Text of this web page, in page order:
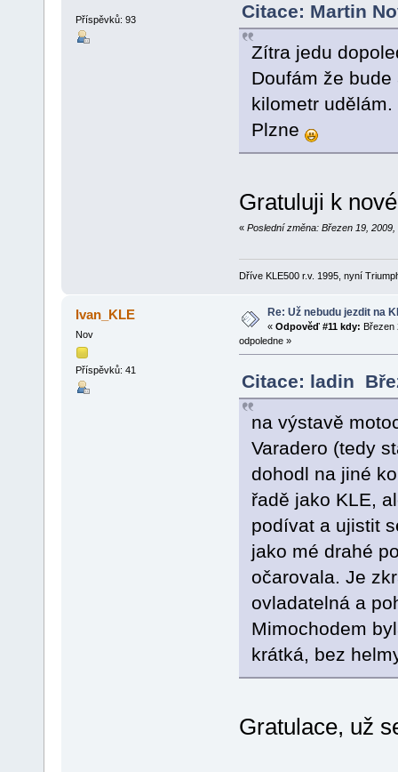
Příspěvků: 93
Citace: Martin
Zítra jedu
Doufám že
kilometr
Plzne
Gratuluji k
« Poslední změna: Březen 19,
Dříve KLE500 r.v. 1995, nyní
Ivan_KLE
Nov
Příspěvků: 41
Re: Už nebudu jezdit na
« Odpověď #11 kdy: Březen
odpoledne »
Citace: ladin
na výstavě
Varadero (tedy
dohodl na jiné
řadě jako KLE,
podívat a ujistit
jako mé drahé
očarovala. Je
ovladatelná a
Mimochodem
krátká, bez
Gratulace, už